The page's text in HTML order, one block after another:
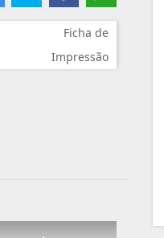
Ficha de
Impressão